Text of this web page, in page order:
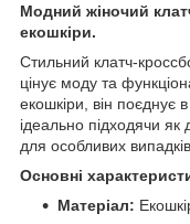
Модний жіночий
екошкіри.
Стильний клатч-
цінує моду та
екошкіри, він поєднує в
ідеально підходячи як
для особливих випадків.
Основні
Матеріал: